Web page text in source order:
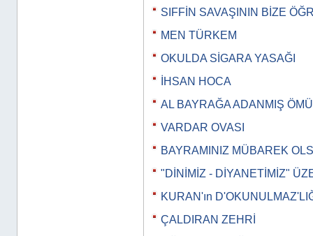
SIFFİN SAVAŞININ BİZE
MEN TÜRKEM
OKULDA SİGARA YASAĞI
İHSAN HOCA
AL BAYRAĞA ADANMIŞ
VARDAR OVASI
BAYRAMINIZ MÜBAREK
"DİNİMİZ - DİYANETİMİZ"
KURAN'ın
ÇALDIRAN ZEHRİ